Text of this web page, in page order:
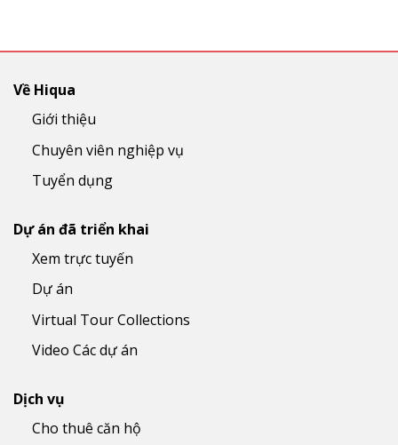
Về Hiqua
Giới thiệu
Chuyên viên nghiệp vụ
Tuyển dụng
Dự án đã triển khai
Xem trực tuyến
Dự án
Virtual Tour Collections
Video Các dự án
Dịch vụ
Cho thuê căn hộ